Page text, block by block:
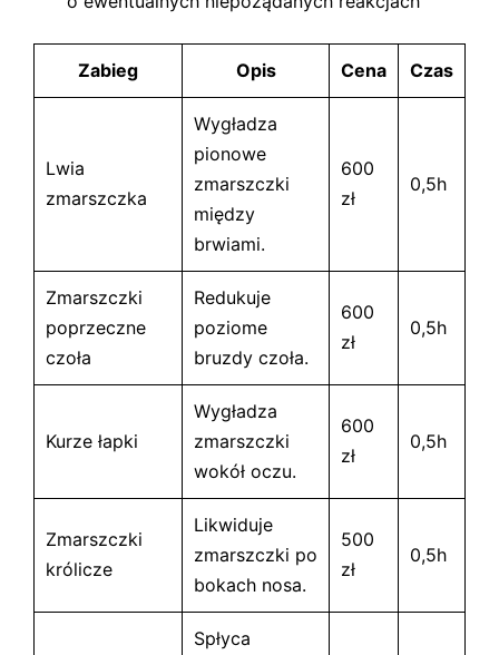
Zabieg Opis Cena Czas
Lwia
zmarszczka
Wygładza
pionowe
zmarszczki
między
brwiami.
600
zł
0,5h
Zmarszczki
poprzeczne
czoła
Redukuje
poziome
bruzdy czoła.
600
zł
0,5h
Kurze łapki
Wygładza
zmarszczki
wokół oczu.
600
zł
0,5h
Zmarszczki
królicze
Likwiduje
zmarszczki po
bokach nosa.
500
zł
0,5h
Spłyca